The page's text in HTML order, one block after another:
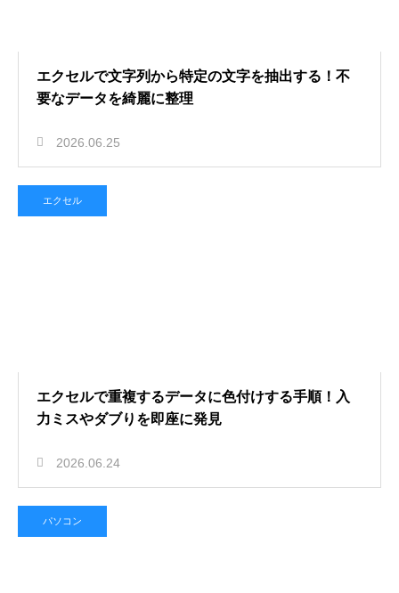
エクセルで文字列から特定の文字を抽出する！不
要なデータを綺麗に整理
2026.06.25
エクセル
エクセルで重複するデータに色付けする手順！入
力ミスやダブりを即座に発見
2026.06.24
パソコン